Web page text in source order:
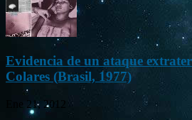
Evidencia de un ataque
Colares (Brasil, 1977)
Ene 21, 2012